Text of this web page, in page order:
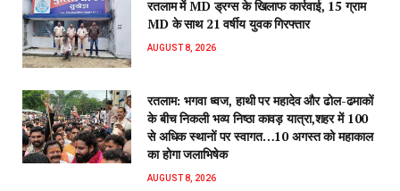
रतलाम में MD ड्रग्स के खिलाफ कार्रवाई, 15 ग्राम
MD के साथ 21 वर्षीय युवक गिरफ्तार
AUGUST 8, 2026
रतलाम: भगवा ध्वज, हाथी पर महादेव और ढोल-ढमाकों
के बीच निकली भव्य निष्ठा कावड़ यात्रा,शहर में 100
से अधिक स्थानों पर स्वागत…10 अगस्त को महाकाल
का होगा जलाभिषेक
AUGUST 8, 2026